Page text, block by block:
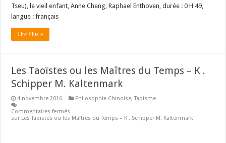
Tseu), le vieil enfant, Anne Cheng, Raphael Enthoven, durée : 0 H 49,
langue : français
Lire Plus »
Les Taoïstes ou les Maîtres du Temps – K .
Schipper M. Kaltenmark
4 novembre 2016 Philosophie Chinoise,Taoisme
Commentaires fermés
sur Les Taoïstes ou les Maîtres du Temps – K . Schipper M. Kaltenmark